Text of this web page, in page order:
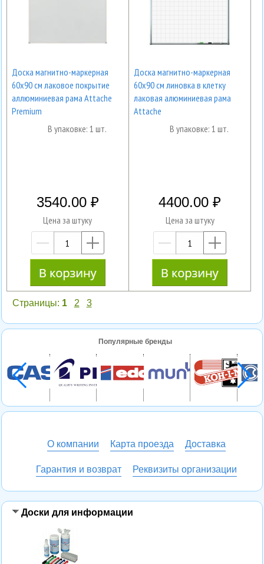
Доски для информации
Доска магнитно-маркерная
60x90 см лаковое покрытие
аллюминиевая рама Attache
Premium
В упаковке: 1 шт.
3540.00
Цена за штуку
—
Доска магнитно-маркерная
60x90 см линовка в клетку
лаковая алюминиевая рама
Attache
В упаковке: 1 шт.
4400.00
Цена за штуку
—
Страницы: 1 2 3
Популярные бренды
О компании Карта проезда Доставка
Гарантия и возврат Реквизиты организации